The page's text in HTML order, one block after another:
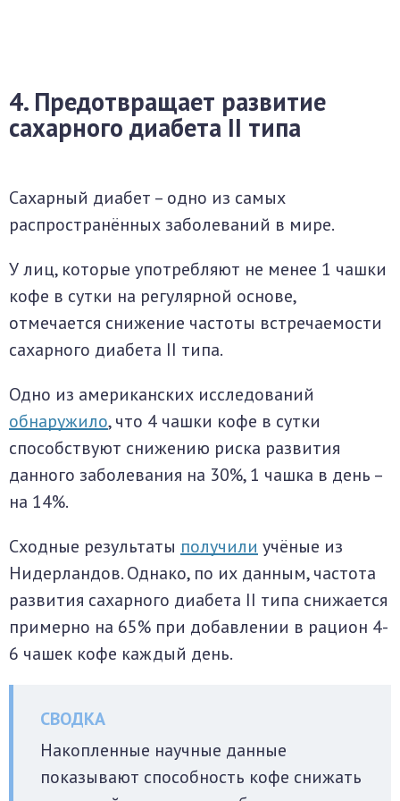
4. Предотвращает развитие
сахарного диабета II типа
Сахарный диабет – одно из самых
распространённых заболеваний в мире.
У лиц, которые употребляют не менее 1 чашки
кофе в сутки на регулярной основе,
отмечается снижение частоты встречаемости
сахарного диабета II типа.
Одно из американских исследований
обнаружило, что 4 чашки кофе в сутки
способствуют снижению риска развития
данного заболевания на 30%, 1 чашка в день –
на 14%.
Сходные результаты получили учёные из
Нидерландов. Однако, по их данным, частота
развития сахарного диабета II типа снижается
примерно на 65% при добавлении в рацион 4-
6 чашек кофе каждый день.
Накопленные научные данные
показывают способность кофе снижать